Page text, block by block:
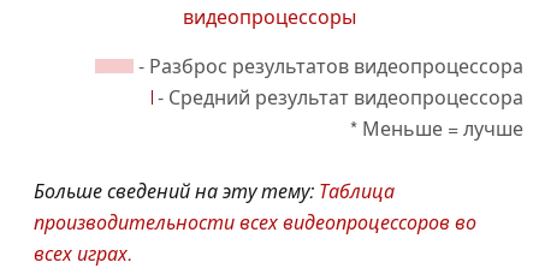
видеопроцессоры
- Разброс результатов видеопроцессора
- Средний результат видеопроцессора
* Меньше = лучше
Больше сведений на эту тему: Таблица
производительности всех видеопроцессоров во
всех играх.